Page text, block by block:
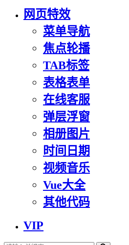
网页特效
菜单导航
焦点轮播
TAB标签
表格表单
在线客服
弹层浮窗
相册图片
时间日期
视频音乐
Vue大全
其他代码
VIP